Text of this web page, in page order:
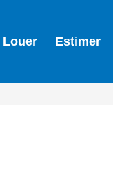
Louer Estimer